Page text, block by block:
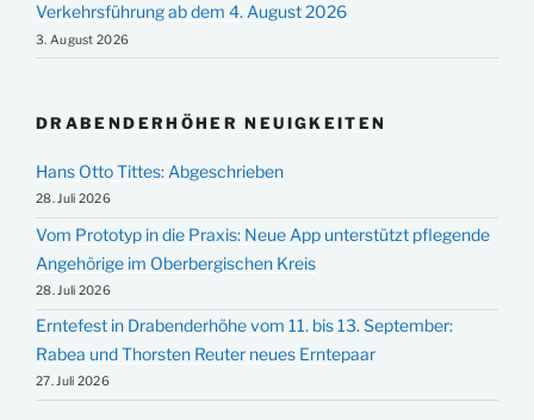
Verkehrsführung ab dem 4. August 2026
3. August 2026
DRABENDERHÖHER NEUIGKEITEN
Hans Otto Tittes: Abgeschrieben
28. Juli 2026
Vom Prototyp in die Praxis: Neue App unterstützt pflegende
Angehörige im Oberbergischen Kreis
28. Juli 2026
Erntefest in Drabenderhöhe vom 11. bis 13. September:
Rabea und Thorsten Reuter neues Erntepaar
27. Juli 2026